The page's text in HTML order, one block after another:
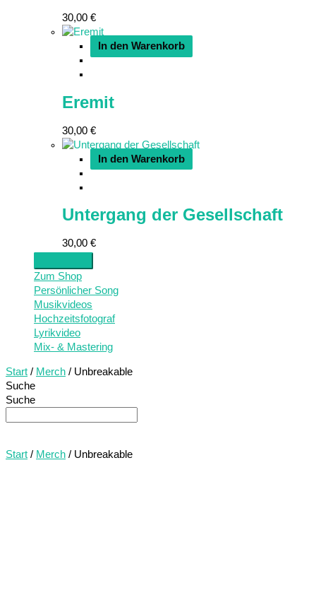
30,00 €
In den Warenkorb
Eremit
30,00 €
In den Warenkorb
Untergang der Gesellschaft
30,00 €
Zum Shop
Persönlicher Song
Musikvideos
Hochzeitsfotograf
Lyrikvideo
Mix- & Mastering
Start / Merch / Unbreakable
Suche
Suche
Start / Merch / Unbreakable